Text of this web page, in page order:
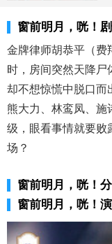
窗前明月，咣！
金牌律师胡恭平（费
时，房间突然天降尸
却不想惊慌中脱口而
熊大力、林鸾凤、施
级，眼看事情就要败
场？
窗前明月，咣！
窗前明月，咣！